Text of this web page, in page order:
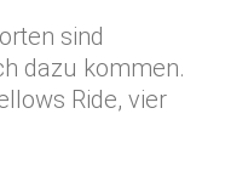
sind
dazu kommen.
Ride, vier